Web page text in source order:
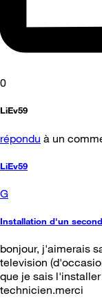
0
LiEv59
répondu à un
LiEv59
G
Installation d'un
bonjour, j'aimerais
television
que je sais
technicien.merci